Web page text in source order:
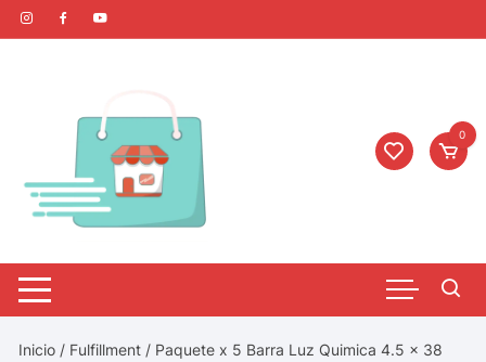
0
Inicio / Fulfillment / Paquete x 5 Barra Luz Quimica 4.5 x 38